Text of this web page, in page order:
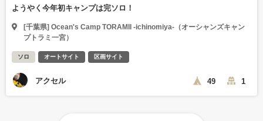
ようやく今年初キャンプは完ソロ！
[千葉県] Ocean's Camp TORAMII -ichinomiya-（オーシャンズキャン
プトラミ一宮）
ソロ オートサイト 区画サイト
アクセル 49 1